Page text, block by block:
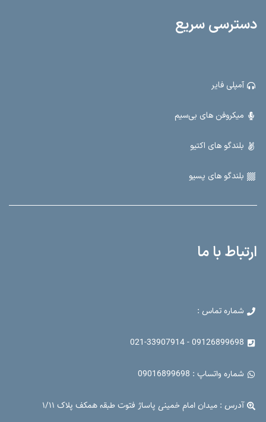
دسترسی سریع
آمپلی فایر
میکروفن های بی‌سیم
بلندگو های اکتیو
بلندگو های پسیو
ارتباط با ما
شماره تماس :
09126899698 - 021-33907914
شماره واتساپ : 09016899698
آدرس : میدان امام خمینی پاساژ فتوت طبقه همکف پلاک ۱/۱۱